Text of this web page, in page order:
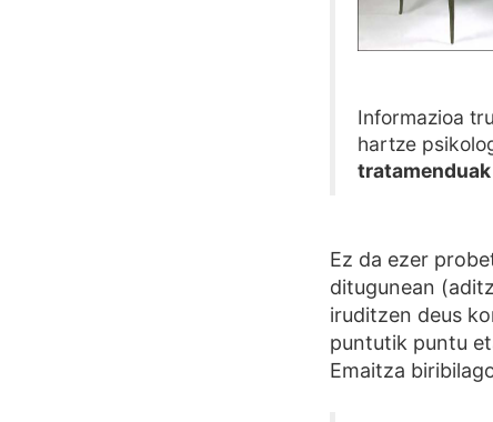
Informazioa
hartze
Ez da ezer
ditugunean
iruditzen deus
puntutik puntu
Emaitza